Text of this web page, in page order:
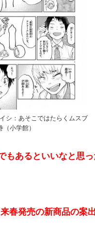
シ：あそこではたらくムスブ
小学館）
もあるといいなと思っ
来春発売の新商品の案